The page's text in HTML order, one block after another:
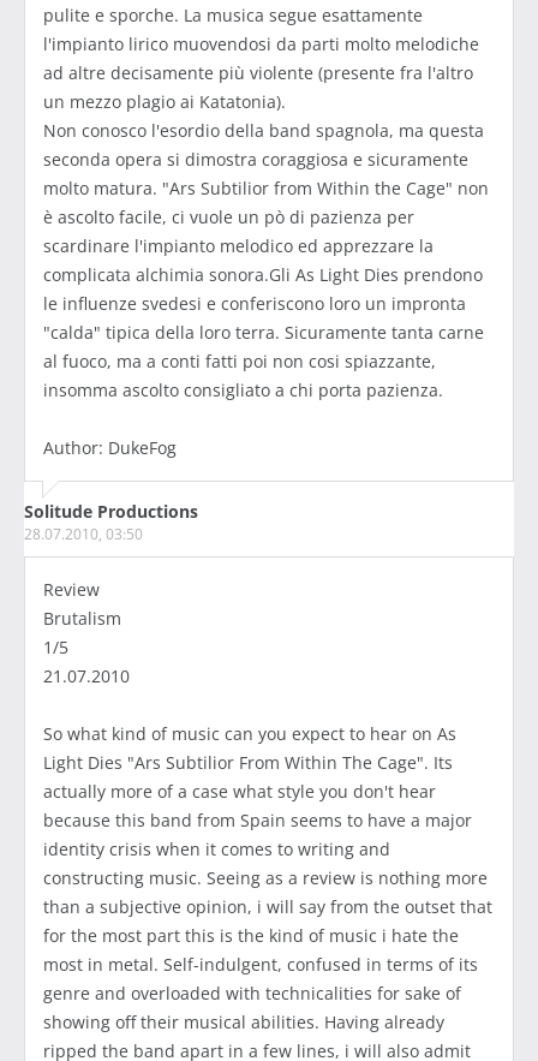
pulite e sporche. La musica segue esattamente
l'impianto lirico muovendosi da parti molto melodiche
ad altre decisamente più violente (presente fra l'altro
un mezzo plagio ai Katatonia).
Non conosco l'esordio della band spagnola, ma questa
seconda opera si dimostra coraggiosa e sicuramente
molto matura. "Ars Subtilior from Within the Cage" non
è ascolto facile, ci vuole un pò di pazienza per
scardinare l'impianto melodico ed apprezzare la
complicata alchimia sonora.Gli As Light Dies prendono
le influenze svedesi e conferiscono loro un impronta
"calda" tipica della loro terra. Sicuramente tanta carne
al fuoco, ma a conti fatti poi non cosi spiazzante,
insomma ascolto consigliato a chi porta pazienza.
Author: DukeFog
Solitude Productions
28.07.2010, 03:50
Review
Brutalism
1/5
21.07.2010
So what kind of music can you expect to hear on As
Light Dies "Ars Subtilior From Within The Cage". Its
actually more of a case what style you don't hear
because this band from Spain seems to have a major
identity crisis when it comes to writing and
constructing music. Seeing as a review is nothing more
than a subjective opinion, i will say from the outset that
for the most part this is the kind of music i hate the
most in metal. Self-indulgent, confused in terms of its
genre and overloaded with technicalities for sake of
showing off their musical abilities. Having already
ripped the band apart in a few lines, i will also admit